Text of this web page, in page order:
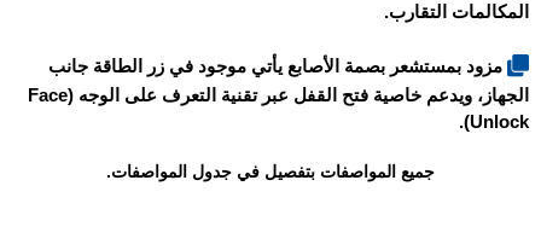
المكالمات التقارب.
مزود بمستشعر بصمة الأصابع يأتي موجود في زر الطاقة جانب
الجهاز، ويدعم خاصية فتح القفل عبر تقنية التعرف على الوجه (Face
Unlock).
جميع المواصفات بتفصيل في جدول المواصفات.